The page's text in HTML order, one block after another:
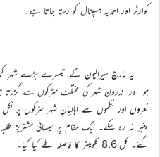
کوارٹر اور احمدیہ ہسپتال کو رستہ جاتا ہے۔
یہ مارچ سیرالیون کے تیسرے بڑے شہر
ہوا اور اندرون شہر کی مختلف سڑکوں سے
نعروں اور نظموں سے اہالیانِ شہر سڑکوں پر
بغیر نہ رہ سکے۔ ایک مقام پر عیسائی
گئے۔ کل 8.6 کلومیٹر کا فاصلہ طے کیا گیا۔